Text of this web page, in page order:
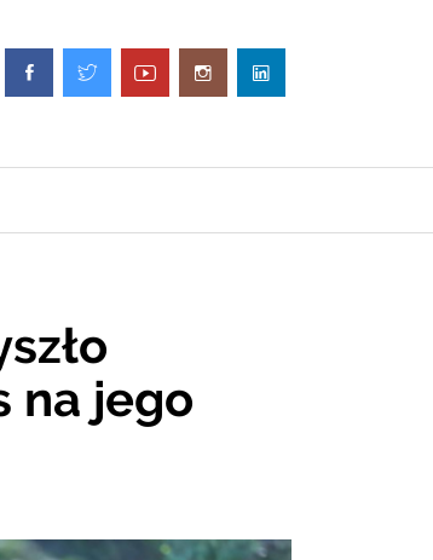
na jego